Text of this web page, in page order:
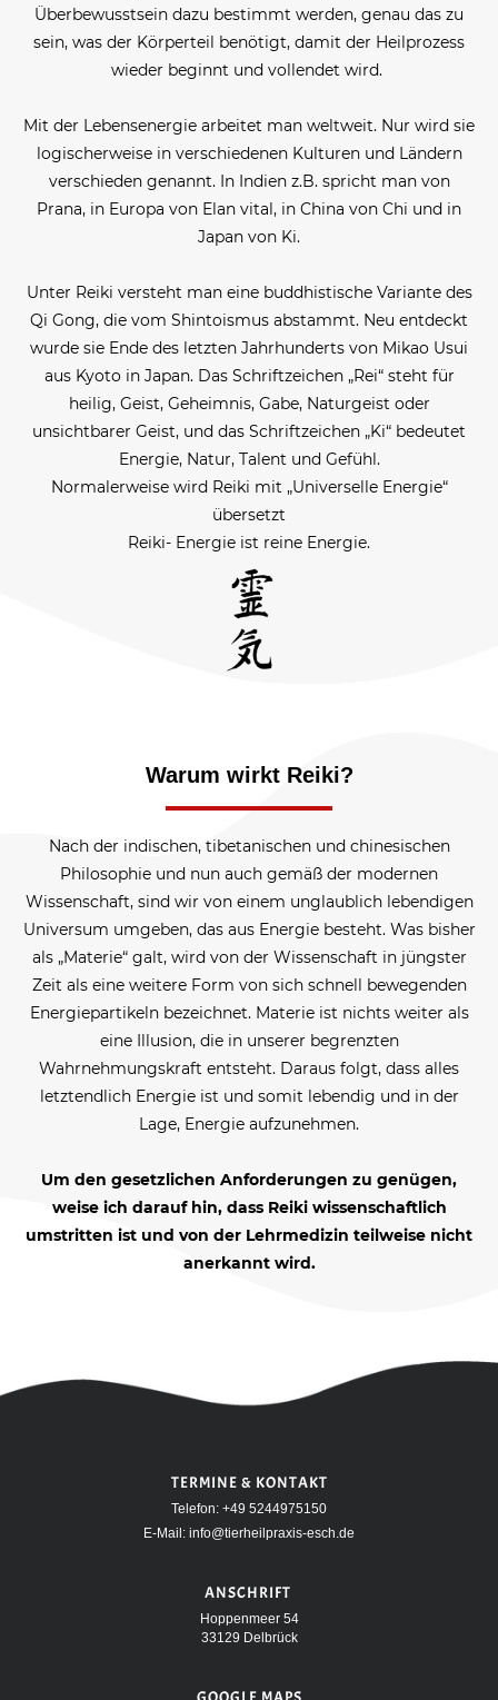
Überbewusstsein dazu bestimmt werden, genau das zu
sein, was der Körperteil benötigt, damit der Heilprozess
wieder beginnt und vollendet wird.
Mit der Lebensenergie arbeitet man weltweit. Nur wird sie
logischerweise in verschiedenen Kulturen und Ländern
verschieden genannt. In Indien z.B. spricht man von
Prana, in Europa von Elan vital, in China von Chi und in
Japan von Ki.
Unter Reiki versteht man eine buddhistische Variante des
Qi Gong, die vom Shintoismus abstammt. Neu entdeckt
wurde sie Ende des letzten Jahrhunderts von Mikao Usui
aus Kyoto in Japan. Das Schriftzeichen „Rei“ steht für
heilig, Geist, Geheimnis, Gabe, Naturgeist oder
unsichtbarer Geist, und das Schriftzeichen „Ki“ bedeutet
Energie, Natur, Talent und Gefühl.
Normalerweise wird Reiki mit „Universelle Energie“
übersetzt
Reiki- Energie ist reine Energie.
Warum wirkt Reiki?
Nach der indischen, tibetanischen und chinesischen
Philosophie und nun auch gemäß der modernen
Wissenschaft, sind wir von einem unglaublich lebendigen
Universum umgeben, das aus Energie besteht. Was bisher
als „Materie“ galt, wird von der Wissenschaft in jüngster
Zeit als eine weitere Form von sich schnell bewegenden
Energiepartikeln bezeichnet. Materie ist nichts weiter als
eine Illusion, die in unserer begrenzten
Wahrnehmungskraft entsteht. Daraus folgt, dass alles
letztendlich Energie ist und somit lebendig und in der
Lage, Energie aufzunehmen.
Um den gesetzlichen Anforderungen zu genügen,
weise ich darauf hin, dass Reiki wissenschaftlich
umstritten ist und von der Lehrmedizin teilweise nicht
anerkannt wird.
TERMINE & KONTAKT
Telefon: +49 5244975150
E-Mail: info@tierheilpraxis-esch.de
ANSCHRIFT
Hoppenmeer 54
33129 Delbrück